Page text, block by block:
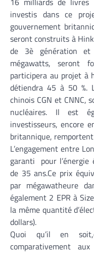
investis dans ce
gouvernement
seront construits à
de 3è génération et
mégawatts, seront
participera au projet à
détiendra 45 à 50 %.
chinois CGN et CNNC,
nucléaires. Il est
investisseurs, encore
britannique,
L’engagement entre
garanti pour l’énergie
de 35 ans.Ce prix
par mégawatheure
également 2 EPR à
la même quantité
dollars).
Quoi qu’il en
comparativement